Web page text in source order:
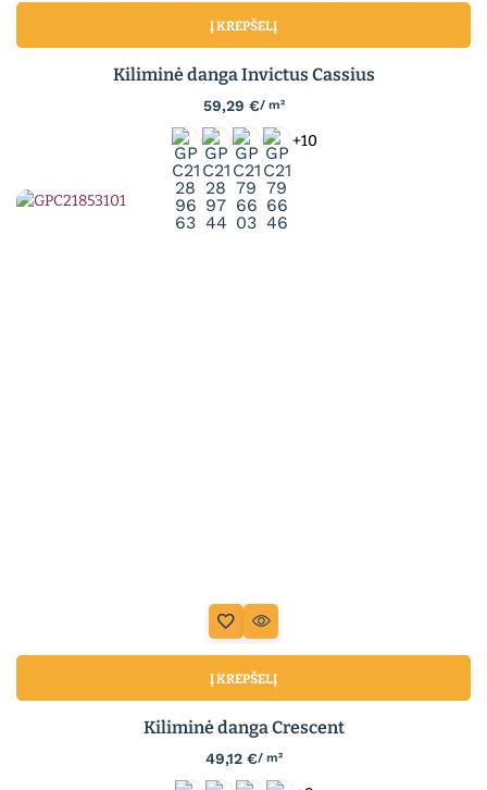
Į KREPŠELĮ
Kiliminė danga Invictus Cassius
59,29 €/ m²
+10
Į KREPŠELĮ
Kiliminė danga Crescent
49,12 €/ m²